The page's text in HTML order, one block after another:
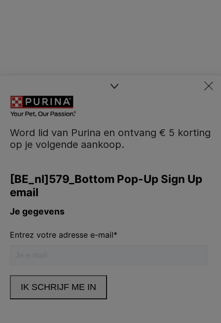
Word lid van Purina en ontvang € 5 korting
op je volgende aankoop.